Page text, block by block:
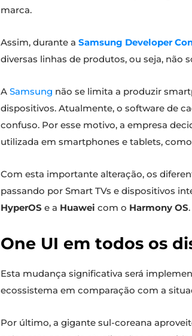
marca.
Assim, durante a Samsung Developer
diversas linhas de produtos, ou seja, não
A Samsung não se limita a produzir
dispositivos. Atualmente, o software de
confuso. Por esse motivo, a empresa
utilizada em smartphones e tablets,
Com esta importante alteração, os
passando por Smart TVs e dispositivos
HyperOS e a Huawei com o Harmony OS.
One UI em todos os
Esta mudança significativa será
ecossistema em comparação com a
Por último, a gigante sul-coreana